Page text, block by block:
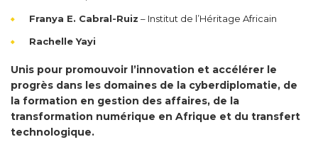
Franya E. Cabral-Ruiz – Institut de l’Héritage Africain
Rachelle Yayi
Unis pour promouvoir l’innovation et accélérer le
progrès dans les domaines de la cyberdiplomatie, de
la formation en gestion des affaires, de la
transformation numérique en Afrique et du transfert
technologique.